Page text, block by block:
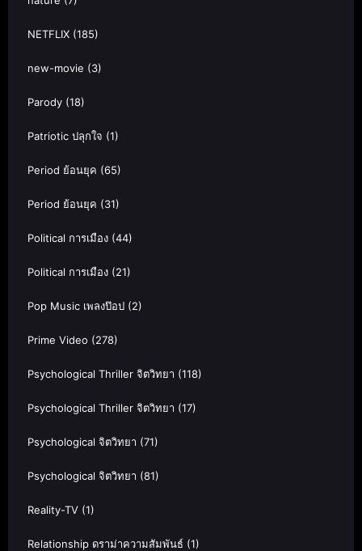
NETFLIX (185)
new-movie (3)
Parody (18)
Patriotic ปลุกใจ (1)
Period ย้อนยุค (65)
Period ย้อนยุค (31)
Political การเมือง (44)
Political การเมือง (21)
Pop Music เพลงป๊อป (2)
Prime Video (278)
Psychological Thriller จิตวิทยา (118)
Psychological Thriller จิตวิทยา (17)
Psychological จิตวิทยา (71)
Psychological จิตวิทยา (81)
Reality-TV (1)
Relationship ดราม่าความสัมพันธ์ (1)